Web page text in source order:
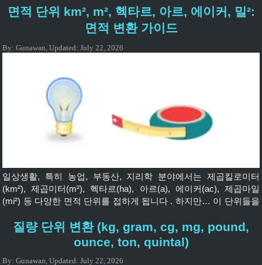
주 사용되는 온도 단위는 섭씨, 화씨, 켈빈, Rankine, Reamure입니
다. 온도 변환 도구 Degree Celcius (°C)Degree […]
면적 단위 km², m², 헥타르, 아르, 에이커, 밀²:
면적 변환 가이드
By:Gunawan ,Updated:July 22, 2026
일상생활, 특히 농업, 부동산, 지리학 분야에서는 제곱킬로미터
(km²), 제곱미터(m²), 헥타르(ha), 아르(a), 에이커(ac), 제곱마일
(mi²) 등 다양한 면적 단위를 접하게 됩니다 . 하지만… 이 단위들을
면적 단위란 무엇인가요? 면적 단위 는 2차원 면적의 크기를 나타
내는 단위로, 주로 토지, 밭, 건물 또는 지리적 영역과 관련하여 사
용됩니다. 💡 단위 면적 방정식 번호의 값은 무엇입니까? 면적 변환
도구 Square […]
질량 단위 변환 (kg, gram, cg, mg, pound,
ounce, ton, quintal)
By:Gunawan,Updated:July 22, 2026